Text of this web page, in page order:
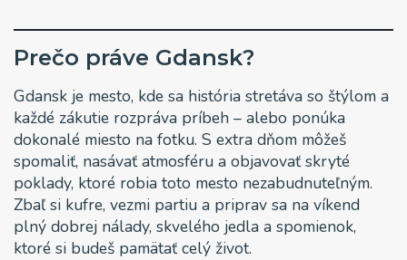
Prečo práve Gdansk?
Gdansk je mesto, kde sa história stretáva so štýlom a
každé zákutie rozpráva príbeh – alebo ponúka
dokonalé miesto na fotku. S extra dňom môžeš
spomaliť, nasávať atmosféru a objavovať skryté
poklady, ktoré robia toto mesto nezabudnuteľným.
Zbaľ si kufre, vezmi partiu a priprav sa na víkend
plný dobrej nálady, skvelého jedla a spomienok,
ktoré si budeš pamätať celý život.